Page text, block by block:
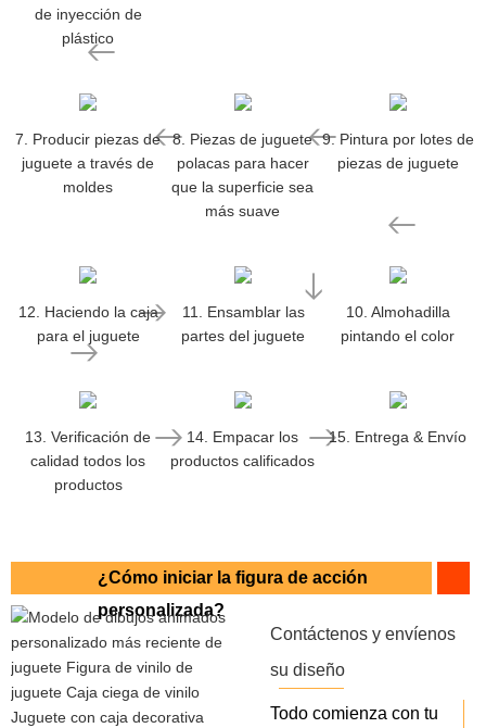
de inyección de
plástico
7. Producir piezas de
juguete a través de
moldes
8. Piezas de juguete
polacas para hacer
que la superficie sea
más suave
9. Pintura por lotes de
piezas de juguete
10. Almohadilla
pintando el color
11. Ensamblar las
partes del juguete
12. Haciendo la caja
para el juguete
13. Verificación de
calidad todos los
productos
14. Empacar los
productos calificados
15. Entrega & Envío
¿Cómo iniciar la figura de acción
personalizada?
Contáctenos y envíenos
su diseño
Todo comienza con tu